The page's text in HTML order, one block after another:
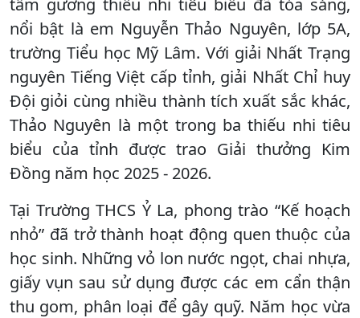
tấm gương thiếu nhi tiêu biểu đã tỏa sáng,
nổi bật là em Nguyễn Thảo Nguyên, lớp 5A,
trường Tiểu học Mỹ Lâm. Với giải Nhất Trạng
nguyên Tiếng Việt cấp tỉnh, giải Nhất Chỉ huy
Đội giỏi cùng nhiều thành tích xuất sắc khác,
Thảo Nguyên là một trong ba thiếu nhi tiêu
biểu của tỉnh được trao Giải thưởng Kim
Đồng năm học 2025 - 2026.
Tại Trường THCS Ỷ La, phong trào “Kế hoạch
nhỏ” đã trở thành hoạt động quen thuộc của
học sinh. Những vỏ lon nước ngọt, chai nhựa,
giấy vụn sau sử dụng được các em cẩn thận
thu gom, phân loại để gây quỹ. Năm học vừa